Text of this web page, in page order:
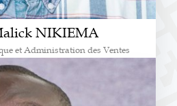
NIKIEMA
et Administration des Ventes